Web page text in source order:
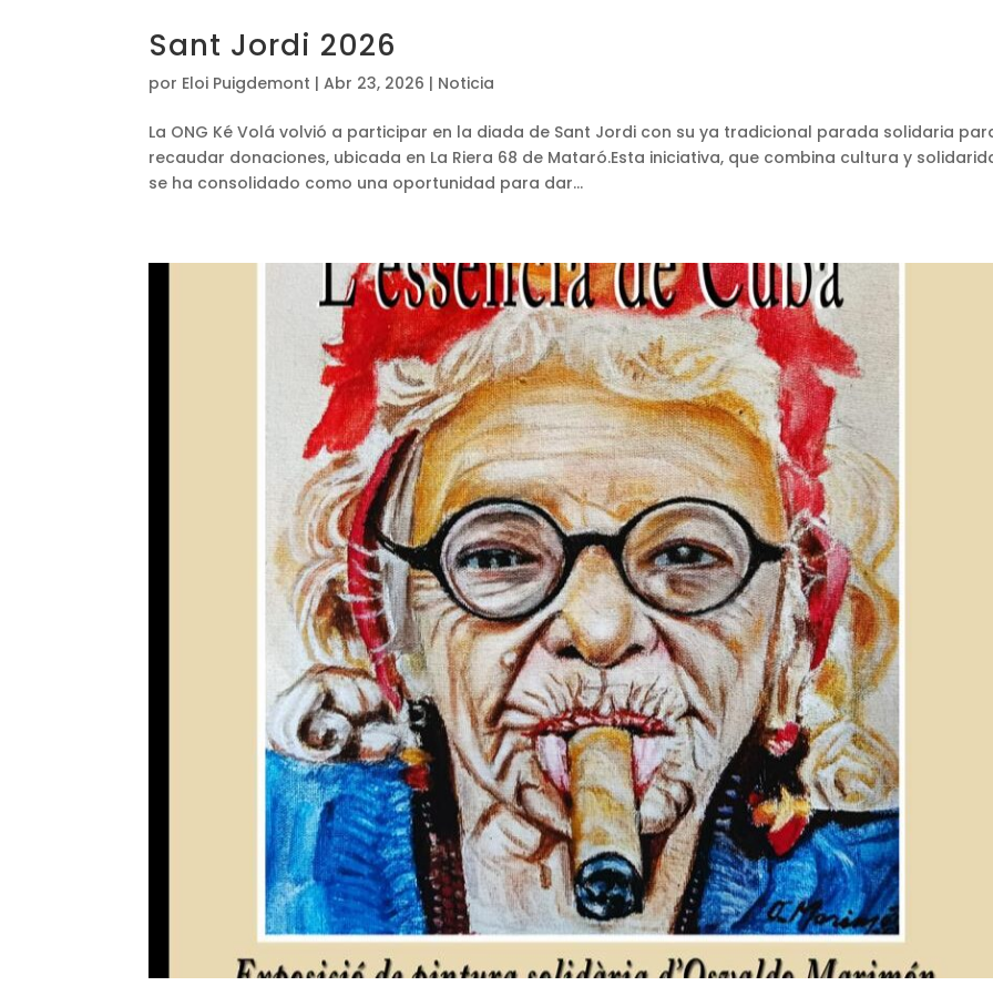
Sant Jordi 2026
por Eloi Puigdemont |Abr 23, 2026 | Noticia
La ONG Ké Volá volvió a participar en la diada de Sant Jordi con su ya tradicional parada solidaria
recaudar donaciones, ubicada en La Riera 68 de Mataró.Esta iniciativa, que combina cultura y
se ha consolidado como una oportunidad para dar...